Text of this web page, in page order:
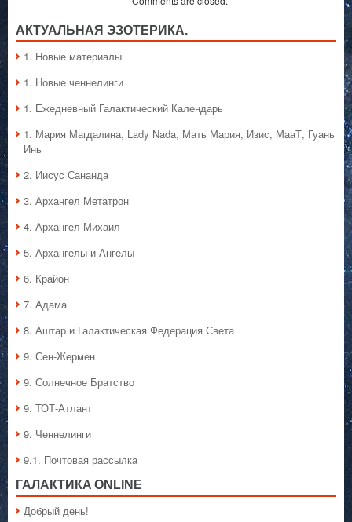
АКТУАЛЬНАЯ ЭЗОТЕРИКА.
1. Hовые материалы
1. Hовые ченнелинги
1. Ежедневный Галактический Календарь
1. Мария Магдалина, Lady Nada, Мать Мария, Изис, МааТ, Гуань
Инь
2. Иисус Сананда
3. Архангел Метатрон
4. Архангел Михаил
5. Архангелы и Ангелы
6. Крайон
7. Адама
8. Аштар и Галактическая Федерация Света
9. Сен-Жермен
9. Солнечное Братство
9. ТОТ-Атлант
9. Ченнелинги
9.1. Почтовая рассылка
ГАЛАКТИКA ONLINE
Добрый день!